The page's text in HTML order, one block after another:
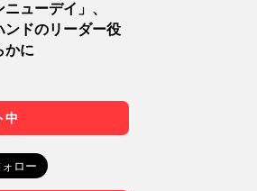
ニューデイ」、
ンドのリーダー役
かに
中